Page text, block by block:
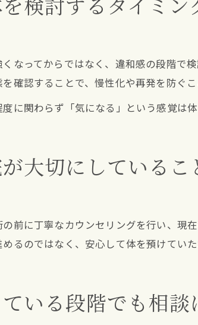
なってからではなく、違和感の段階で検
確認することで、慢性化や再発を防ぐ
に関わらず「気になる」という感覚は
大切にしているこ
の前に丁寧なカウンセリングを行い、現
るのではなく、安心して体を預けてい
いる段階でも相談